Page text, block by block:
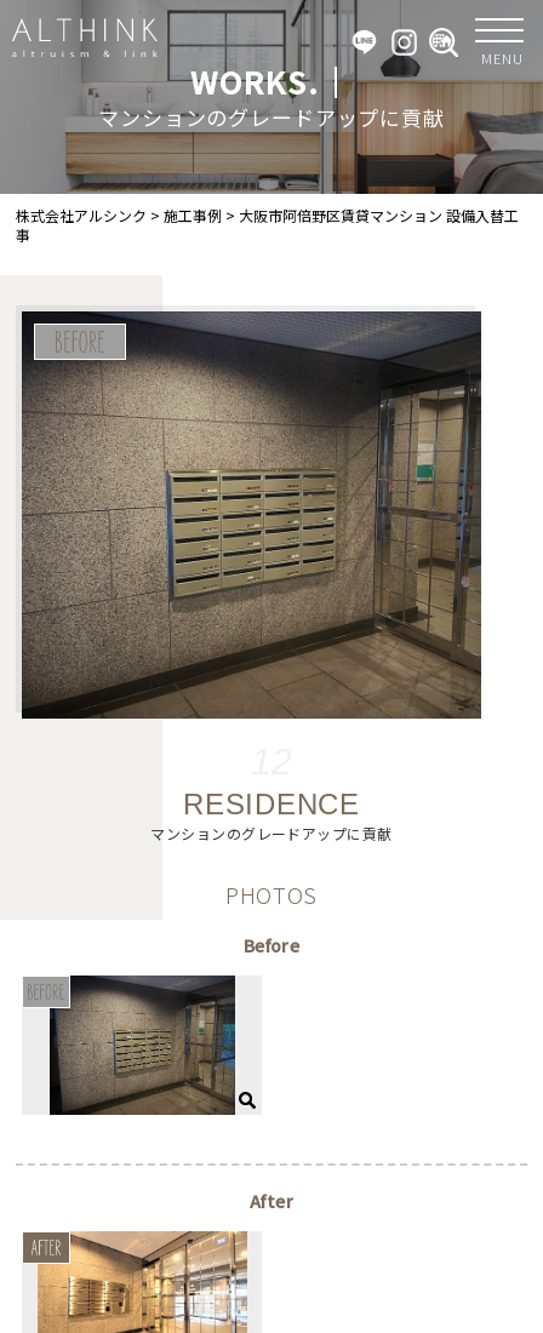
MENU
WORKS.｜
マンションのグレードアップに貢献
株式会社アルシンク >施工事例 > 大阪市阿倍野区賃貸マンション 設備入替工
事
RESIDENCE
マンションのグレードアップに貢献
PHOTOS
Before
After